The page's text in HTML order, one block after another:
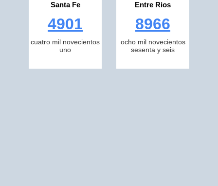
Santa Fe
4901
cuatro mil novecientos
uno
Entre Rios
8966
ocho mil novecientos
sesenta y seis